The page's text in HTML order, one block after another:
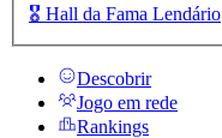
🎖️ Hall da Fama Lendário
Descobrir
Jogo em rede
Rankings